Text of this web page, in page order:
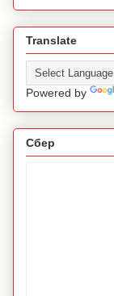
Translate
Powered by
Сбер